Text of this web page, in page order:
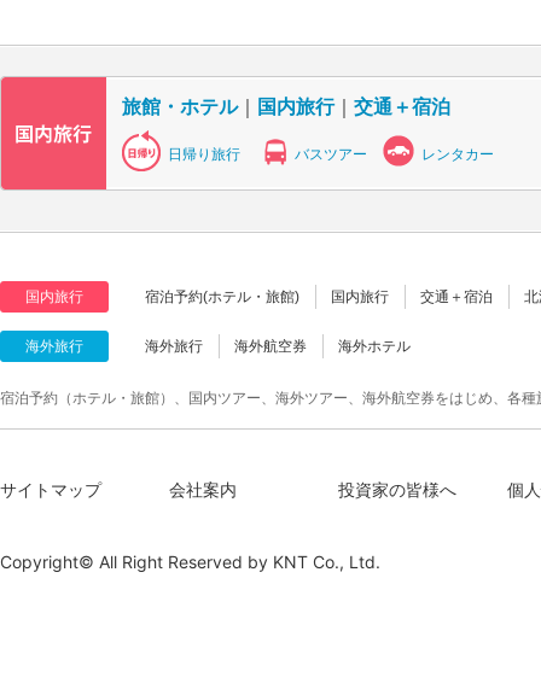
旅館・ホテル｜ 国内旅行｜ 交通＋宿泊
日帰り旅行 バスツアー レンタカー
国内旅行 宿泊予約(ホテル・旅館) 国内旅行 交通＋宿泊
海外旅行 海外旅行 海外航空券 海外ホテル
宿泊予約（ホテル・旅館）、国内ツアー、海外ツアー、海外航空券をはじめ、各
サイトマップ 会社案内 投資家の皆様へ 個
Copyright© All Right Reserved by KNT Co., Ltd.